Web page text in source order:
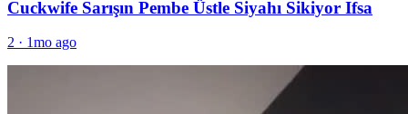
Cuckwife Sarışın Pembe Üstle Siyahı Sikiyor Ifsa
2 · 1mo ago